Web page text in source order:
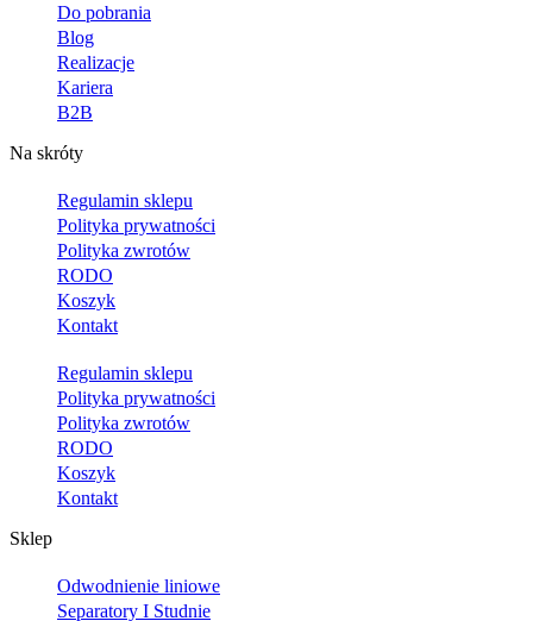
Do pobrania
Blog
Realizacje
Kariera
B2B
Na skróty
Regulamin sklepu
Polityka prywatności
Polityka zwrotów
RODO
Koszyk
Kontakt
Regulamin sklepu
Polityka prywatności
Polityka zwrotów
RODO
Koszyk
Kontakt
Sklep
Odwodnienie liniowe
Separatory I Studnie